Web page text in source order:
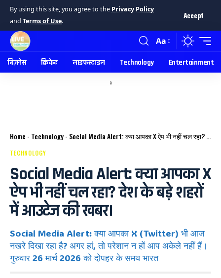
By using this site, you agree to the Privacy Policy
and Terms of Use.
Accept
Aa
बिज़नेस क्रिकेट लाइफस्टाइल Technology Entertainment
a
Home - Technology- Social Media Alert: क्या आपका X ऐप भी नहीं चल रहा? देश के बड़े शहरों में आउटेज की खबर।
TECHNOLOGY
Social Media Alert: क्या आपका X
ऐप भी नहीं चल रहा? देश के बड़े शहरों
में आउटेज की खबर।
Social Media Alert: क्या आपका X (Twitter) भी आज
नखरे दिखा रहा है? अगर हां, तो परेशान न हों आप अकेले नहीं हैं।
गुरुवार 26 मार्च 2026 को दोपहर के समय भारत